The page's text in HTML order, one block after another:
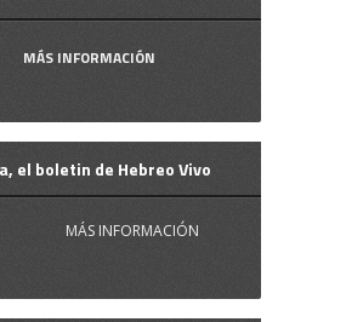
MÁS INFORMACIÓN
el boletin de Hebreo Vivo
MÁS INFORMACIÓN